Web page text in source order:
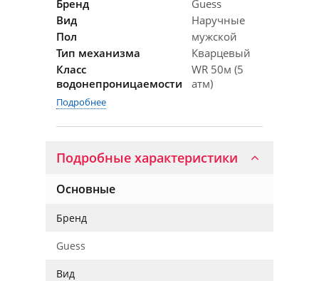
Бренд
Guess
Вид
Наручные
Пол
мужской
Тип механизма
Кварцевый
Класс
водонепроницаемости
WR 50м (5
атм)
Подробнее
Подробные характеристики
Основные
Бренд
Guess
Вид